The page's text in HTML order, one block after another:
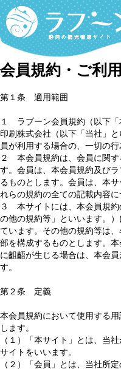
会員規約・ご利
第１条 適用範囲
１ ラブーン会員規約（以下「
印刷株式会社（以下「当社」
員が利用する場合の、一切の行
２ 本会員規約は、会員に関す
す。会員は、本会員規約及び
るものとします。会員は、本
れらの規約の全ての記載内容
３ 本サイトには、本会員規約
の他の規約等」といいます。
ています。その他の規約等は
部を構成するものとします。
に齟齬が生じる場合は、本会
す。
第２条 定義
本会員規約において使用する
します。
（１）「本サイト」とは、当
サイトをいいます。
（２）「会員」とは、当社所